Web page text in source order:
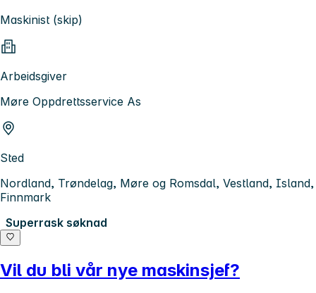
Maskinist (skip)
Arbeidsgiver
Møre Oppdrettsservice As
Sted
Nordland, Trøndelag, Møre og Romsdal, Vestland, Island,
Finnmark
Superrask søknad
Vil du bli vår nye maskinsjef?